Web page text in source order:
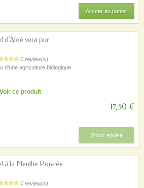
Ajouter au panier
d'Aloé vera pur
0 review(s)
d'une agriculture biologique.
Voir ce produit
17,50 €
Stock épuisé
à la Menthe Poivrée
0 review(s)